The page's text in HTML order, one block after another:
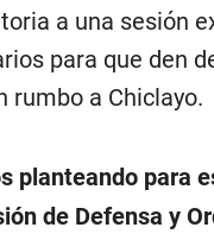
a una sesión
para que den
rumbo a Chiclayo.
planteando para
de Defensa y